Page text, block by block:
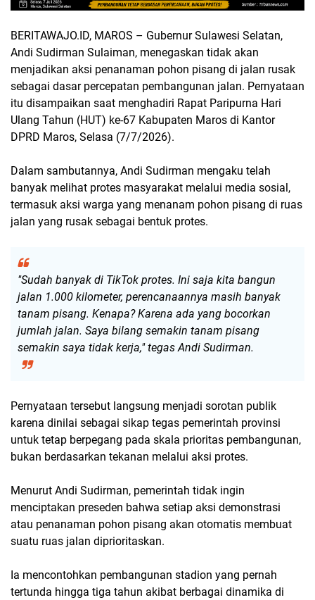
BERITAWAJO.ID, MAROS – Gubernur Sulawesi Selatan,
Andi Sudirman Sulaiman, menegaskan tidak akan
menjadikan aksi penanaman pohon pisang di jalan rusak
sebagai dasar percepatan pembangunan jalan. Pernyataan
itu disampaikan saat menghadiri Rapat Paripurna Hari
Ulang Tahun (HUT) ke-67 Kabupaten Maros di Kantor
DPRD Maros, Selasa (7/7/2026).
Dalam sambutannya, Andi Sudirman mengaku telah
banyak melihat protes masyarakat melalui media sosial,
termasuk aksi warga yang menanam pohon pisang di ruas
jalan yang rusak sebagai bentuk protes.
"Sudah banyak di TikTok protes. Ini saja kita bangun
jalan 1.000 kilometer, perencanaannya masih banyak
tanam pisang. Kenapa? Karena ada yang bocorkan
jumlah jalan. Saya bilang semakin tanam pisang
semakin saya tidak kerja,"tegas Andi Sudirman.
Pernyataan tersebut langsung menjadi sorotan publik
karena dinilai sebagai sikap tegas pemerintah provinsi
untuk tetap berpegang pada skala prioritas pembangunan,
bukan berdasarkan tekanan melalui aksi protes.
Menurut Andi Sudirman, pemerintah tidak ingin
menciptakan preseden bahwa setiap aksi demonstrasi
atau penanaman pohon pisang akan otomatis membuat
suatu ruas jalan diprioritaskan.
Ia mencontohkan pembangunan stadion yang pernah
tertunda hingga tiga tahun akibat berbagai dinamika di